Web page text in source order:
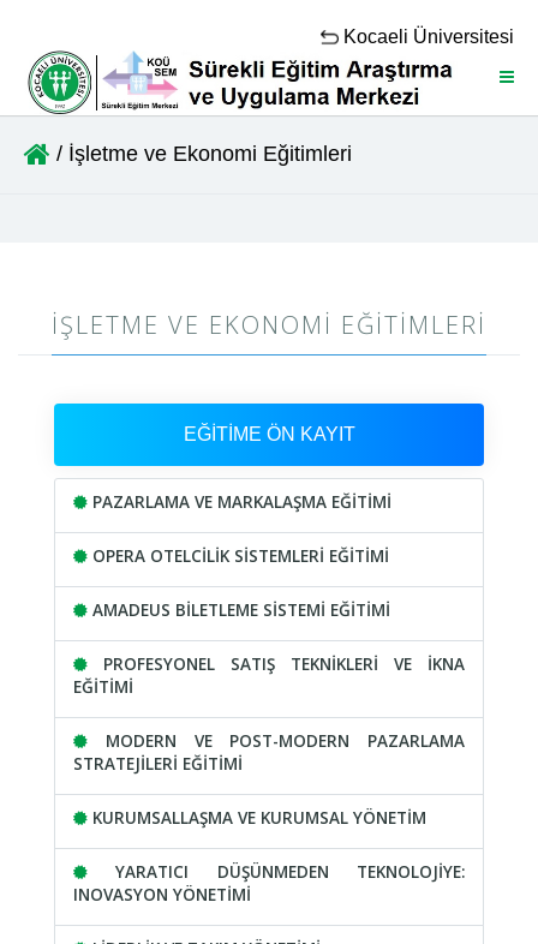
Kocaeli Üniversitesi
/ İşletme ve Ekonomi Eğitimleri
İŞLETME VE EKONOMI EĞITIMLERI
EĞİTİME ÖN KAYIT
PAZARLAMA VE MARKALAŞMA EĞİTİMİ
OPERA OTELCİLİK SİSTEMLERİ EĞİTİMİ
AMADEUS BİLETLEME SİSTEMİ EĞİTİMİ
PROFESYONEL SATIŞ TEKNİKLERİ VE İKNA
EĞİTİMİ
MODERN VE POST-MODERN PAZARLAMA
STRATEJİLERİ EĞİTİMİ
KURUMSALLAŞMA VE KURUMSAL YÖNETİM
YARATICI DÜŞÜNMEDEN TEKNOLOJİYE:
INOVASYON YÖNETİMİ